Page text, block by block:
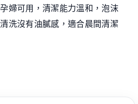
婦可用，清潔能力溫和，泡沫
洗沒有油膩感，適合晨間清潔